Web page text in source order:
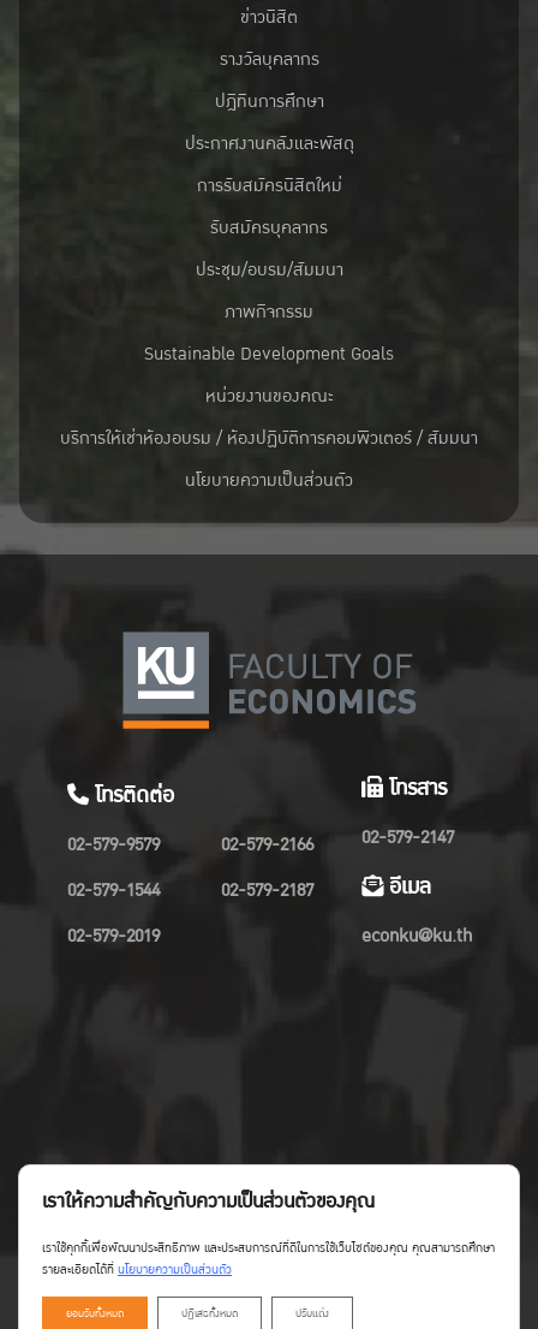
ข่าวนิสิต
รางวัลบุคลากร
ปฎิทินการศึกษา
ประกาศงานคลังและพัสดุ
การรับสมัครนิสิตใหม่
รับสมัครบุคลากร
ประชุม/อบรม/สัมมนา
ภาพกิจกรรม
Sustainable Development Goals
หน่วยงานของคณะ
บริการให้เช่าห้องอบรม / ห้องปฏิบัติการคอมพิวเตอร์ / สัมมนา
นโยบายความเป็นส่วนตัว
โทรติดต่อ
02-579-9579
02-579-1544
02-579-2019
02-579-2166
02-579-2187
โทรสาร
02-579-2147
อีเมล
econku@ku.th
เราให้ความสำคัญกับความเป็นส่วนตัวของคุณ
เราใช้คุกกี้เพื่อพัฒนาประสิทธิภาพ และประสบการณ์ที่ดีในการใช้เว็บไซต์ของคุณ คุณสามารถศึกษา
รายละเอียดได้ที่นโยบายความเป็นส่วนตัว
ยอมรับทั้งหมด ปฏิเสธทั้งหมด ปรับแต่ง